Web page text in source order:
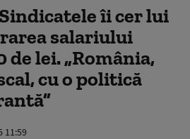
Sindicatele îi cer lui
salariului
lei. „România,
cu o politică
11:59